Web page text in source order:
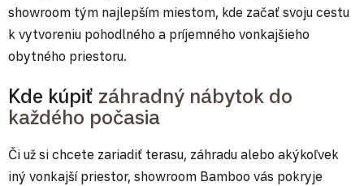
showroom tým najlepším miestom, kde začať svoju cestu
k vytvoreniu pohodlného a príjemného vonkajšieho
obytného priestoru.
Kde kúpiť záhradný nábytok do
každého počasia
Či už si chcete zariadiť terasu, záhradu alebo akýkoľvek
iný vonkajší priestor, showroom Bamboo vás pokryje